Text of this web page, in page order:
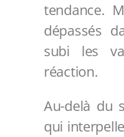
tendance.
dépassés
subi les
réaction.
Au-delà du
qui